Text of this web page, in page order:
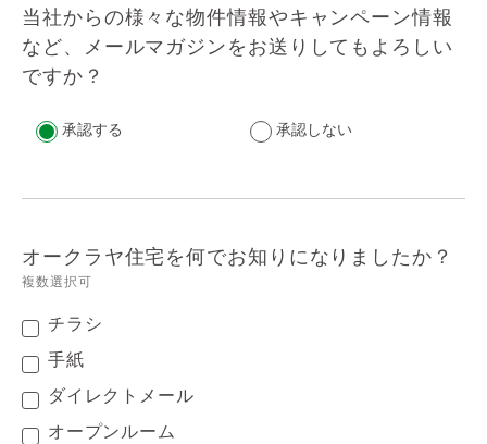
当社からの様々な物件情報やキャンペーン情報
など、メールマガジンをお送りしてもよろしい
ですか？
承認する 承認しない
オークラヤ住宅を何でお知りになりましたか？
複数選択可
チラシ
手紙
ダイレクトメール
オープンルーム